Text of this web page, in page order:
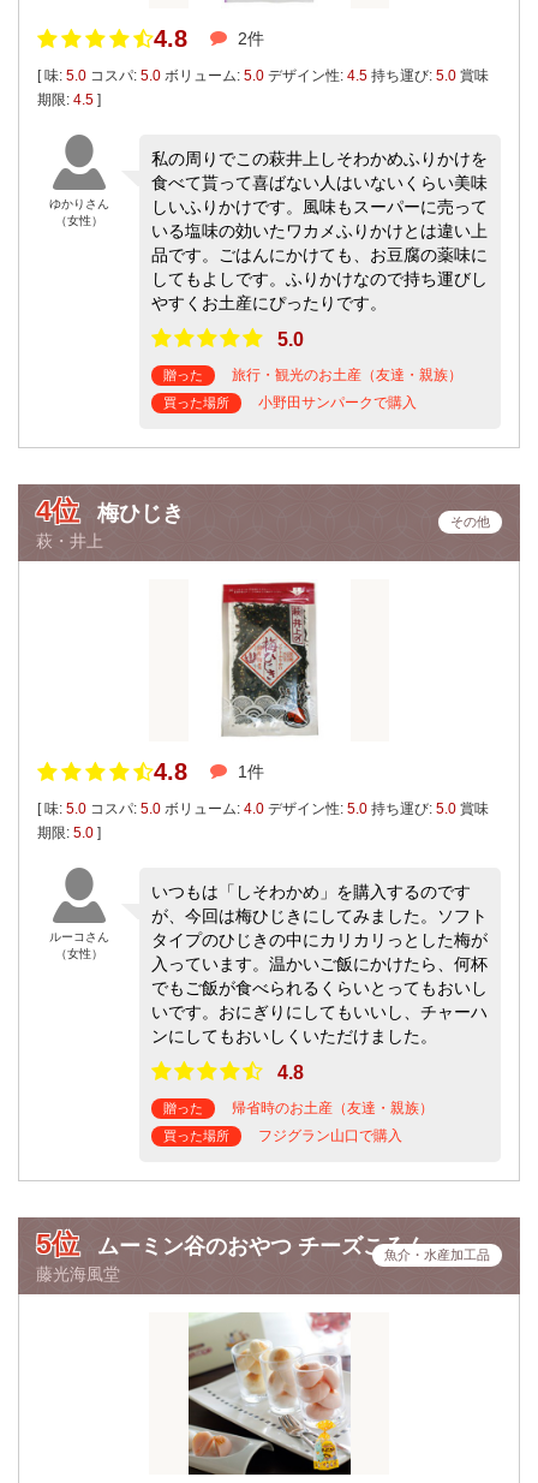
4.8 2件
[ 味: 5.0 コスパ: 5.0 ボリューム: 5.0 デザイン性: 4.5 持ち運び: 5.0 賞味
期限: 4.5 ]
ゆかりさん
（女性）
私の周りでこの萩井上しそわかめふりかけを
食べて貰って喜ばない人はいないくらい美味
しいふりかけです。風味もスーパーに売って
いる塩味の効いたワカメふりかけとは違い上
品です。ごはんにかけても、お豆腐の薬味に
してもよしです。ふりかけなので持ち運びし
やすくお土産にぴったりです。
5.0
贈った 旅行・観光のお土産（友達・親族）
買った場所 小野田サンパークで購入
4位 梅ひじき
萩・井上
その他
4.8 1件
[ 味: 5.0 コスパ: 5.0 ボリューム: 4.0 デザイン性: 5.0 持ち運び: 5.0 賞味
期限: 5.0 ]
ルーコさん
（女性）
いつもは「しそわかめ」を購入するのです
が、今回は梅ひじきにしてみました。ソフト
タイプのひじきの中にカリカリっとした梅が
入っています。温かいご飯にかけたら、何杯
でもご飯が食べられるくらいとってもおいし
いです。おにぎりにしてもいいし、チャーハ
ンにしてもおいしくいただけました。
4.8
贈った 帰省時のお土産（友達・親族）
買った場所 フジグラン山口で購入
5位 ムーミン谷のおやつ チーズころん
藤光海風堂
魚介・水産加工品